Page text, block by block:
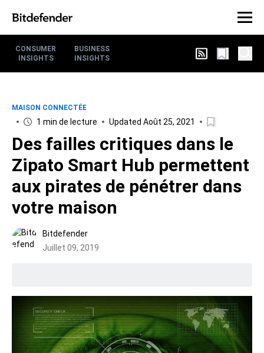
CONSUMER
INSIGHTS
BUSINESS
INSIGHTS
MAISON CONNECTÉE
1 min de lecture Updated Août 25, 2021
Des failles critiques dans le
Zipato Smart Hub permettent
aux pirates de pénétrer dans
votre maison
Bitdefender
Juillet 09, 2019